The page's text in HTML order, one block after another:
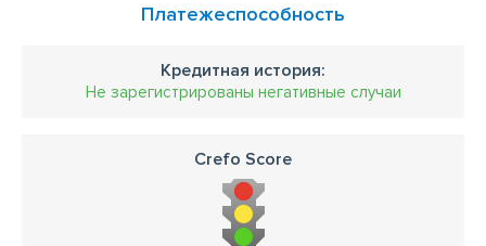
Платежеспособность
Кредитная история:
Не зарегистрированы негативные случаи
Crefo Score